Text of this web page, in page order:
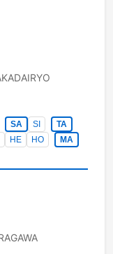
SA SI
TA
HE HO
MA